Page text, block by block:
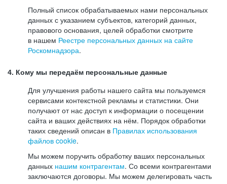
Полный список обрабатываемых нами персональных
данных с указанием субъектов, категорий данных,
правового основания, целей обработки смотрите
в нашем Реестре персональных данных на сайте
Роскомнадзора.
4. Кому мы передаём персональные данные
Для улучшения работы нашего сайта мы пользуемся
сервисами контекстной рекламы и статистики. Они
получают от нас доступ к информации о посещении
сайта и ваших действиях на нём. Порядок обработки
таких сведений описан в Правилах использования
файлов cookie.
Мы можем поручить обработку ваших персональных
данных нашим контрагентам. Со всеми контрагентами
заключаются договоры. Мы можем делегировать часть